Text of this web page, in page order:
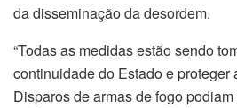
da disseminação da desordem.
“Todas as medidas estão sendo
continuidade do Estado e proteger
Disparos de armas de fogo